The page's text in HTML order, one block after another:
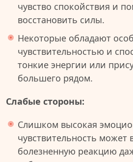
чувство спокойствия и
восстановить силы.
Некоторые обладают
чувствительностью и
тонкие энергии или
большего рядом.
Слабые стороны:
Слишком высокая
чувствительность может
болезненную реакцию